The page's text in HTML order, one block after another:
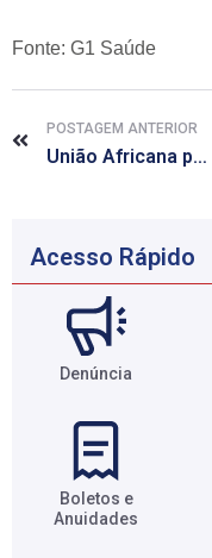
Fonte: G1 Saúde
POSTAGEM ANTERIOR
União Africana pede mais equipes de saúde para romper ciclo do ebola
Acesso Rápido
Denúncia
Boletos e
Anuidades​